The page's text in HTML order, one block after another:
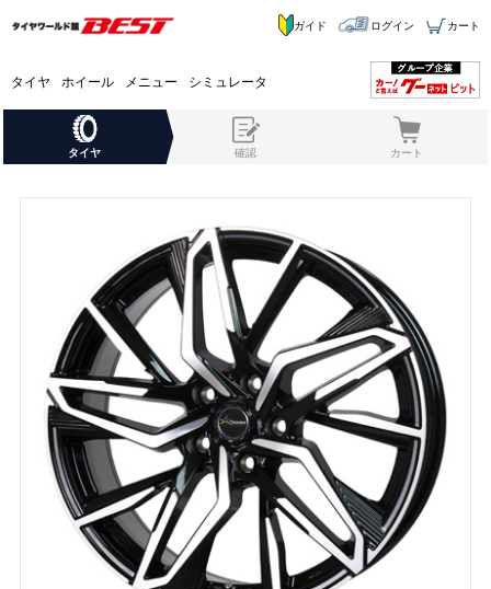
タイヤ ホイール メニュー シミュレータ
ガイド ログイン カート
タイヤ 確認 カート